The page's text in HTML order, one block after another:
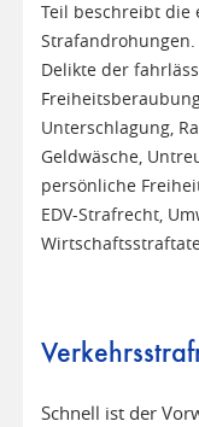
Teil beschreibt die
Delikte der
Unterschlagung,
Geldwäsche,
persönliche
EDV-Strafrecht,
Schnell ist der